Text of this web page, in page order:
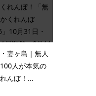
妻ヶ島｜無人
人が本気の
んぼ！...